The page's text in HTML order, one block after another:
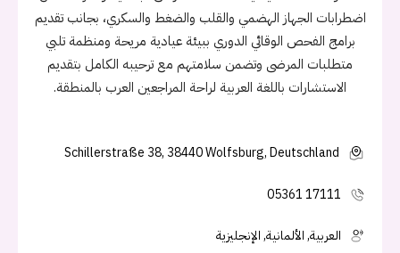
اضطرابات الجهاز الهضمي والقلب والضغط والسكري، بجانب تقديم
برامج الفحص الوقائي الدوري ببيئة عيادية مريحة ومنظمة تلبي
متطلبات المرضى وتضمن سلامتهم مع ترحيبه الكامل بتقديم
الاستشارات باللغة العربية لراحة المراجعين العرب بالمنطقة.
Schillerstraße 38, 38440 Wolfsburg, Deutschland
05361 17111
العربية, الألمانية, الإنجليزية